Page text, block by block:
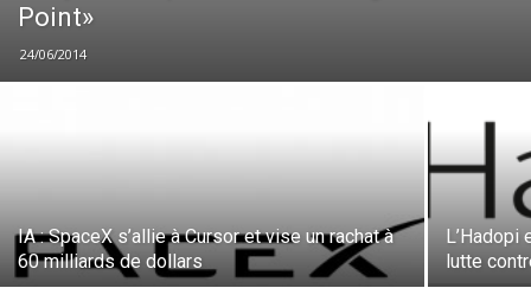
Point»
24/06/2014
IA : SpaceX s’allie à Cursor et vise un rachat à
60 milliards de dollars
L’Hadopi
lutte